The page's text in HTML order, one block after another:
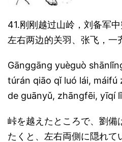
41.刚刚越过山岭，刘备军
左右两边的关羽、张飞，一
Gānggāng yuèguò
túrán qiāo qǐ luó lái, máifú
de guānyǔ, zhāngfēi, yīqí
峠を越えたところで、劉備
たくと、左右両側に隠れて